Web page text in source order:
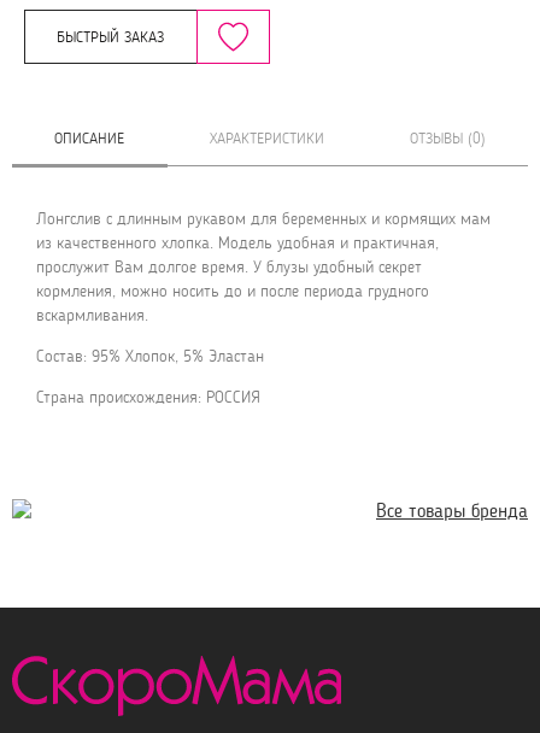
БЫСТРЫЙ ЗАКАЗ
ОПИСАНИЕ ХАРАКТЕРИСТИКИ ОТЗЫВЫ (0)
Лонгслив с длинным рукавом для беременных и кормящих мам
из качественного хлопка. Модель удобная и практичная,
прослужит Вам долгое время. У блузы удобный секрет
кормления, можно носить до и после периода грудного
вскармливания.
Состав: 95% Хлопок, 5% Эластан
Страна происхождения: РОССИЯ
Все товары бренда